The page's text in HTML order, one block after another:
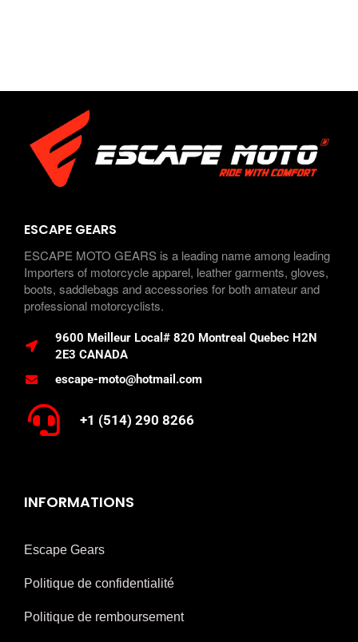
ESCAPE GEARS
ESCAPE MOTO GEARS is a leading name among leading
Importers of motorcycle apparel, leather garments, gloves,
boots, saddlebags and accessories for both amateur and
professional motorcyclists.
9600 Meilleur Local# 820 Montreal Quebec H2N
2E3 CANADA
escape-moto@hotmail.com
+1 (514) 290 8266
INFORMATIONS
Escape Gears
Politique de confidentialité
Politique de remboursement